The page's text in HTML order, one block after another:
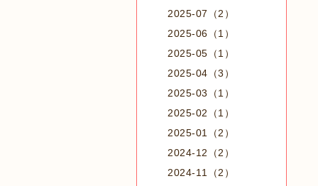
2025-07（2）
2025-06（1）
2025-05（1）
2025-04（3）
2025-03（1）
2025-02（1）
2025-01（2）
2024-12（2）
2024-11（2）